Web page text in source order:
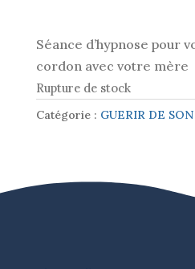
Séance d’hypnose pour
cordon avec votre mère
Rupture de stock
Catégorie : GUERIR DE SON